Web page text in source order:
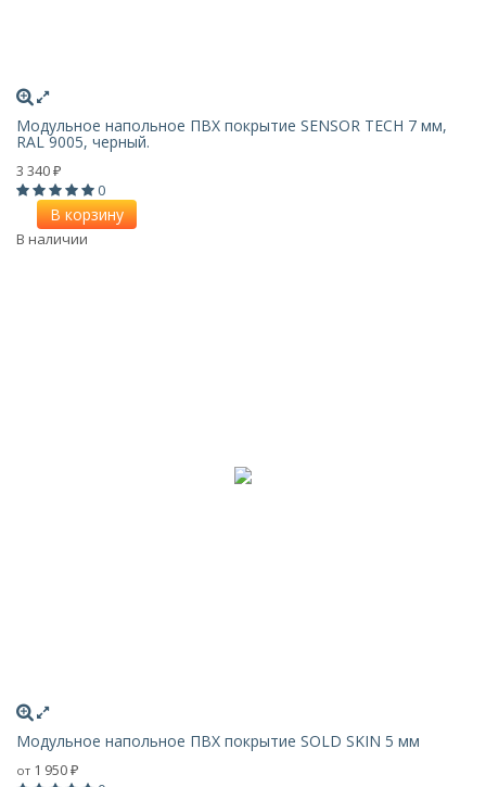
Модульное напольное ПВХ покрытие SENSOR TECH 7 мм,
RAL 9005, черный.
3 340 ₽
0
В корзину
В наличии
Модульное напольное ПВХ покрытие SOLD SKIN 5 мм
от 1 950 ₽